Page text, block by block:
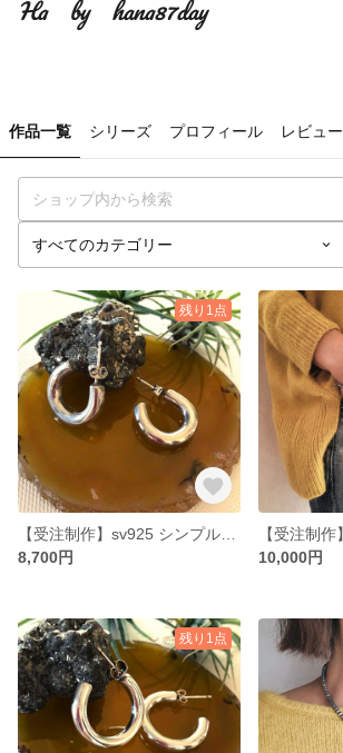
Ha by hana87day
作品一覧 シリーズ プロフィール レビュー
残り1点
8,700円
10,000円
残り1点